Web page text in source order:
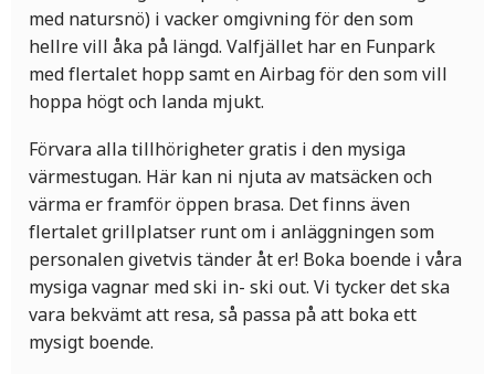
med natursnö) i vacker omgivning för den som
hellre vill åka på längd. Valfjället har en Funpark
med flertalet hopp samt en Airbag för den som vill
hoppa högt och landa mjukt.
Förvara alla tillhörigheter gratis i den mysiga
värmestugan. Här kan ni njuta av matsäcken och
värma er framför öppen brasa. Det finns även
flertalet grillplatser runt om i anläggningen som
personalen givetvis tänder åt er! Boka boende i våra
mysiga vagnar med ski in- ski out. Vi tycker det ska
vara bekvämt att resa, så passa på att boka ett
mysigt boende.